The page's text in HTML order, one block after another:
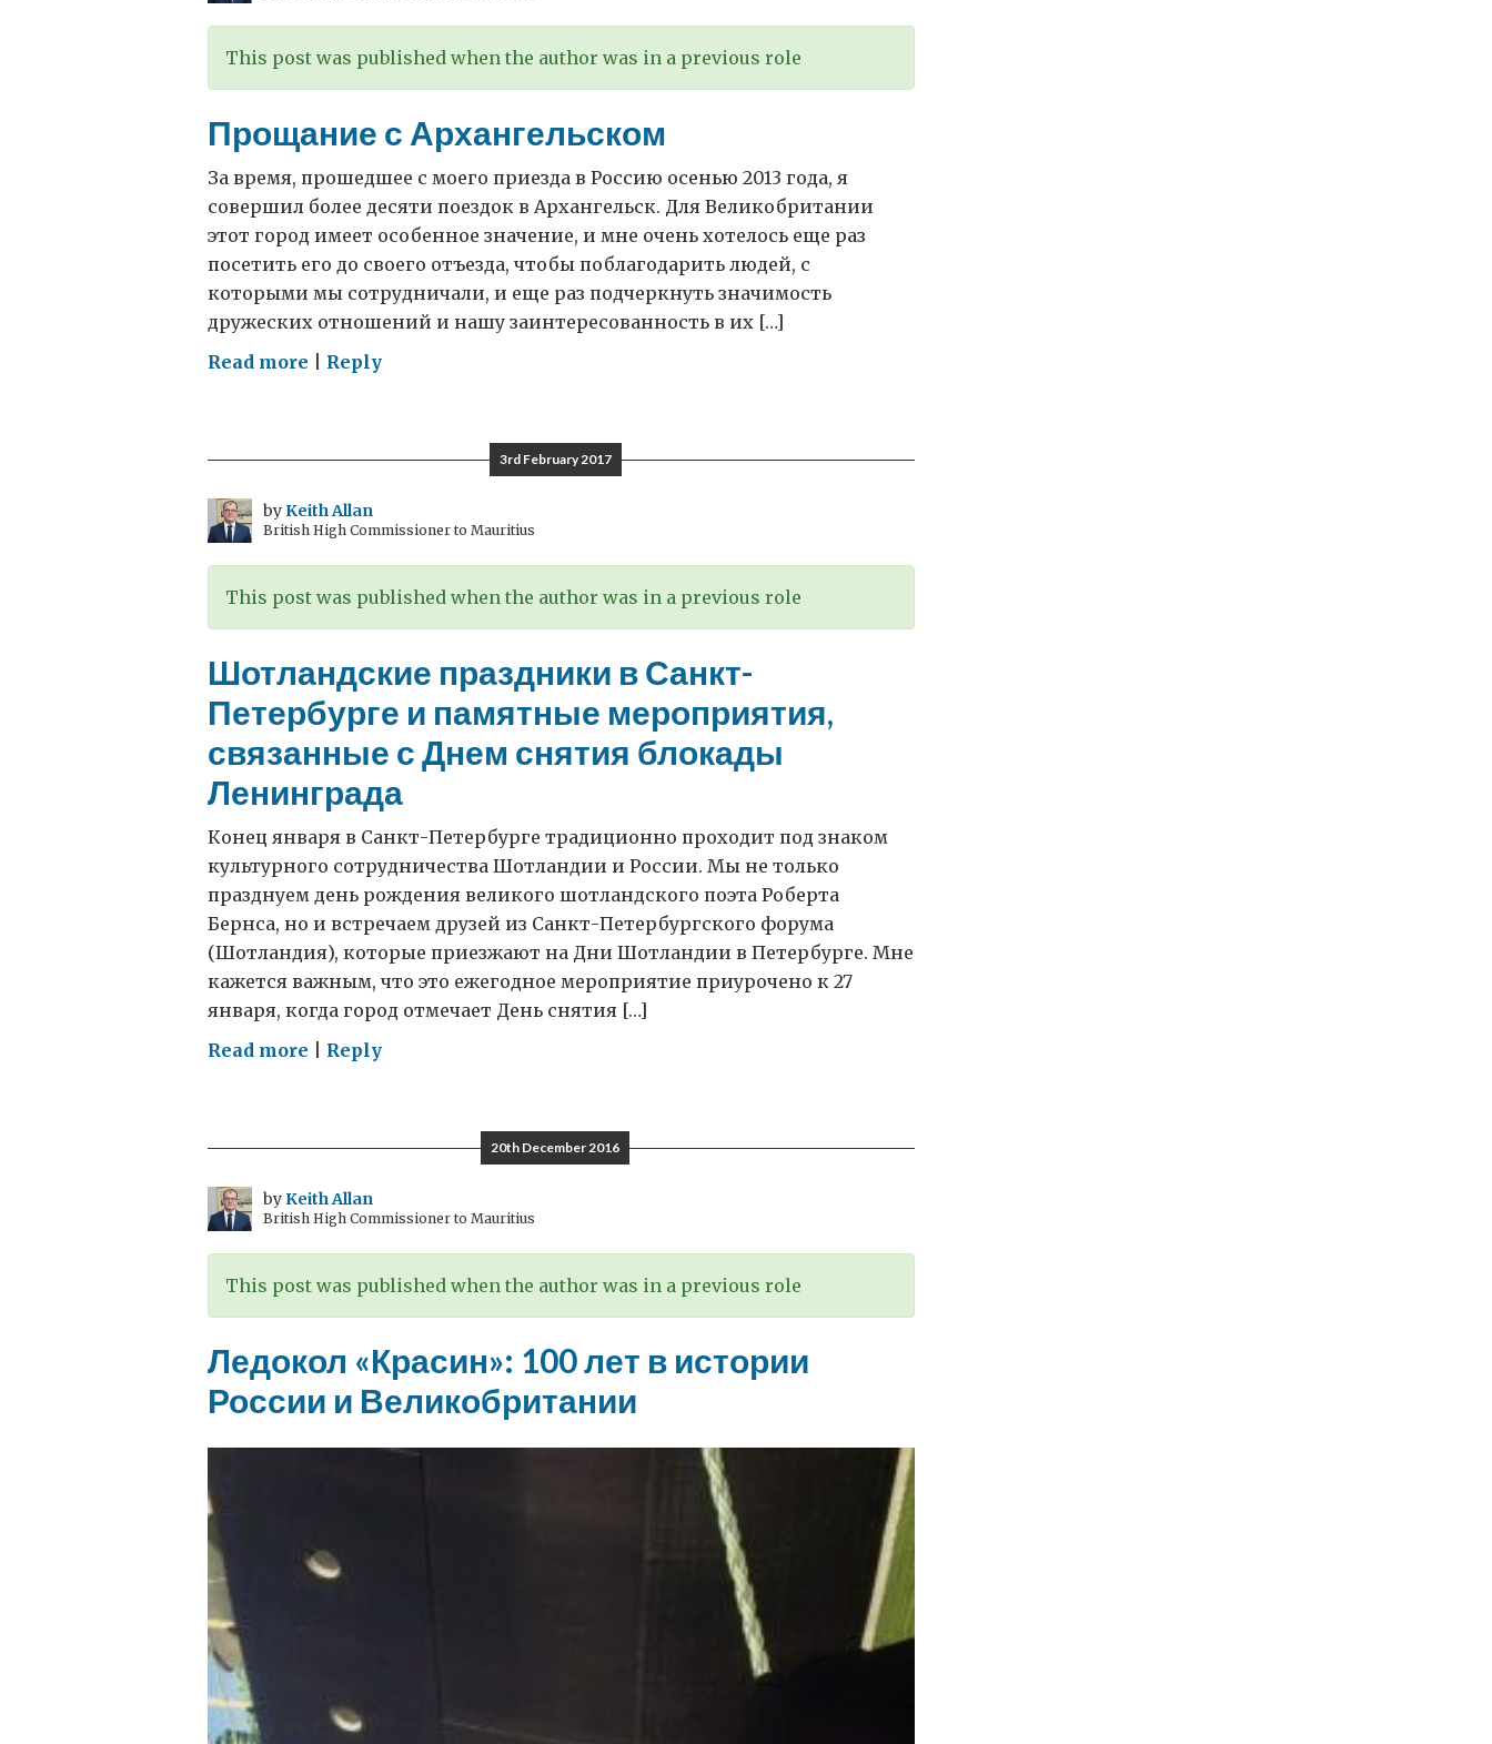
This post was published when the author was in a previous role
Прощание с Архангельском
За время, прошедшее с моего приезда в Россию осенью 2013 года, я
совершил более десяти поездок в Архангельск. Для Великобритании
этот город имеет особенное значение, и мне очень хотелось еще раз
посетить его до своего отъезда, чтобы поблагодарить людей, с
которыми мы сотрудничали, и еще раз подчеркнуть значимость
дружеских отношений и нашу заинтересованность в их […]
Read more onReply
3rd February 2017
byKeith Allan
British High Commissioner to Mauritius
This post was published when the author was in a previous role
Шотландские праздники в Санкт-
Петербурге и памятные мероприятия,
связанные с Днем снятия блокады
Ленинграда
Конец января в Санкт-Петербурге традиционно проходит под знаком
культурного сотрудничества Шотландии и России. Мы не только
празднуем день рождения великого шотландского поэта Роберта
Бернса, но и встречаем друзей из Санкт-Петербургского форума
(Шотландия), которые приезжают на Дни Шотландии в Петербурге. Мне
кажется важным, что это ежегодное мероприятие приурочено к 27
января, когда город отмечает День снятия […]
Read more on
Петербурге
и
памятные
мероприятия,
Днем
снятия
Ленинграда
Reply
20th December 2016
byKeith Allan
British High Commissioner to Mauritius
This post was published when the author was in a previous role
Ледокол «Красин»: 100 лет в истории
России и Великобритании